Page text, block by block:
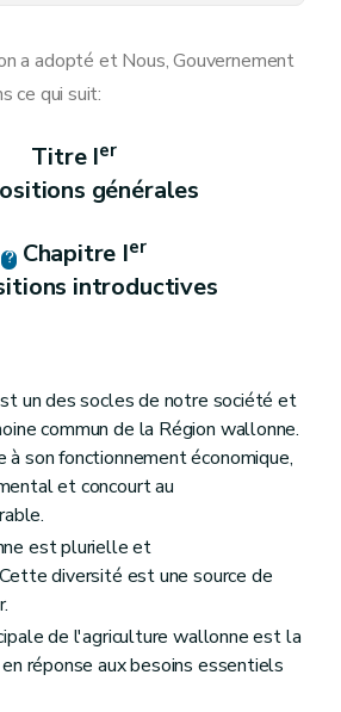
Moyens de conférer une date certaine à un document et computation des délais
Recours administratifs
et de la gestion des données
intégré de gestion et de contrôle " SIGeC " et le fonds SIGeC
Le système intégré de gestion et de contrôle " SIGeC "
La demande unique
données
re
Les traitements de données à caractère personnel de l'organisme payeur
a adopté et Nous, Gouvernement
ce qui suit:
Titre Ier
générales
Chapitre Ier
introductives
un des socles de notre société et
commun de la Région wallonne.
son fonctionnement économique,
et concourt au
est plurielle et
diversité est une source de
de l'agriculture wallonne est la
réponse aux besoins essentiels